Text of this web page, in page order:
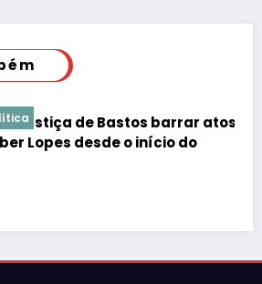
de Bastos barrar atos da
desde o início do